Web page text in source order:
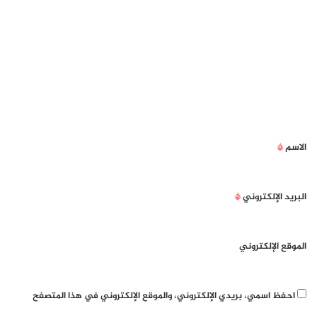
ق
الاسم*
البريد الإلكتروني*
الموقع الإلكتروني
احفظ اسمي، بريدي الإلكتروني، والموقع الإلكتروني في هذا المتصفح